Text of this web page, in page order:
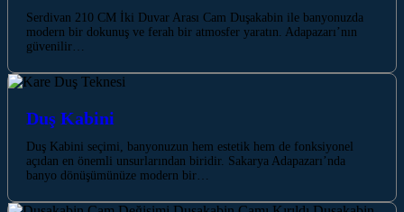
Serdivan 210 CM İki Duvar Arası Cam Duşakabin ile banyonuzda
modern bir dokunuş ve ferah bir atmosfer yaratın. Adapazarı’nın
güvenilir…
Duş Kabini
Duş Kabini seçimi, banyonuzun hem estetik hem de fonksiyonel
açıdan en önemli unsurlarından biridir. Sakarya Adapazarı’nda
banyo dönüşümünüze modern bir…